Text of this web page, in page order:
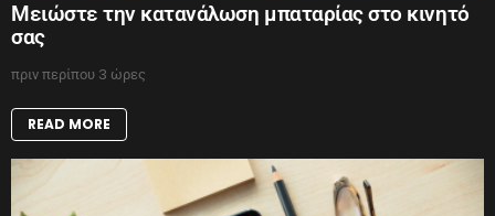
Μειώστε την κατανάλωση μπαταρίας στο κινητό
σας
πριν περίπου 3 ώρες
READ MORE